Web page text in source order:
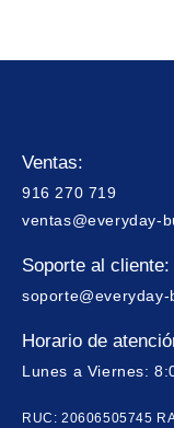
Ventas:
916 270 719
ventas@everyday-
Soporte al cliente:
soporte@everyday-
Horario de
Lunes a Viernes:
RUC: 20606505745